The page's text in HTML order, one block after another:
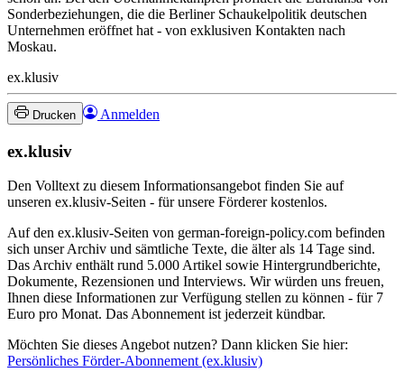
Sonderbeziehungen, die die Berliner Schaukelpolitik deutschen
Unternehmen eröffnet hat - von exklusiven Kontakten nach
Moskau.
ex.klusiv
Drucken Anmelden
ex.klusiv
Den Volltext zu diesem Informationsangebot finden Sie auf
unseren ex.klusiv-Seiten - für unsere Förderer kostenlos.
Auf den ex.klusiv-Seiten von german-foreign-policy.com befinden
sich unser Archiv und sämtliche Texte, die älter als 14 Tage sind.
Das Archiv enthält rund 5.000 Artikel sowie Hintergrundberichte,
Dokumente, Rezensionen und Interviews. Wir würden uns freuen,
Ihnen diese Informationen zur Verfügung stellen zu können - für 7
Euro pro Monat. Das Abonnement ist jederzeit kündbar.
Möchten Sie dieses Angebot nutzen? Dann klicken Sie hier:
Persönliches Förder-Abonnement (ex.klusiv)